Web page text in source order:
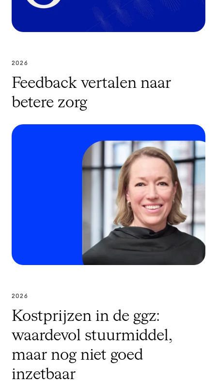
2026
Feedback vertalen naar
betere zorg
2026
Kostprijzen in de ggz:
waardevol stuurmiddel,
maar nog niet goed
inzetbaar